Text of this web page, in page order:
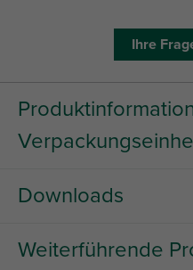
Ihre
Downloads
Weiterführende